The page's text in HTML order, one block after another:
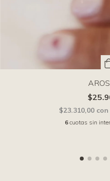
$23.310,00 con
6 cuotas sin